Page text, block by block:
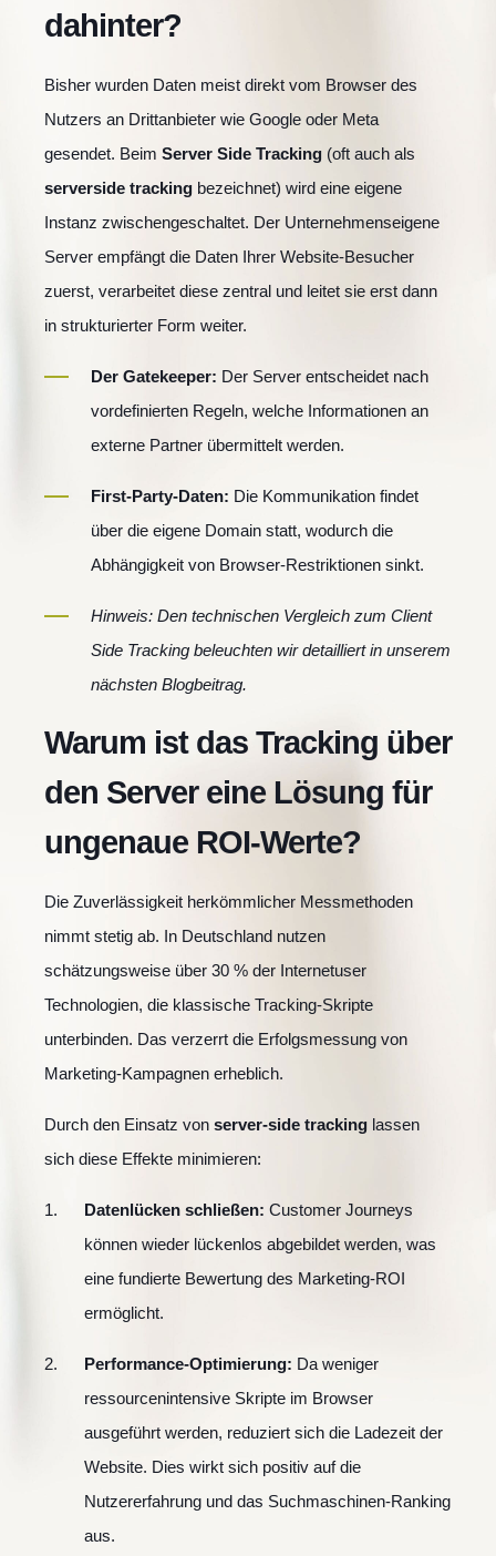
dahinter?
Bisher wurden Daten meist direkt vom Browser des
Nutzers an Drittanbieter wie Google oder Meta
gesendet. Beim Server Side Tracking (oft auch als
serverside tracking bezeichnet) wird eine eigene
Instanz zwischengeschaltet. Der Unternehmenseigene
Server empfängt die Daten Ihrer Website-Besucher
zuerst, verarbeitet diese zentral und leitet sie erst dann
in strukturierter Form weiter.
Der Gatekeeper: Der Server entscheidet nach
vordefinierten Regeln, welche Informationen an
externe Partner übermittelt werden.
First-Party-Daten: Die Kommunikation findet
über die eigene Domain statt, wodurch die
Abhängigkeit von Browser-Restriktionen sinkt.
Hinweis: Den technischen Vergleich zum Client
Side Tracking beleuchten wir detailliert in unserem
nächsten Blogbeitrag.
Warum ist das Tracking über
den Server eine Lösung für
ungenaue ROI-Werte?
Die Zuverlässigkeit herkömmlicher Messmethoden
nimmt stetig ab. In Deutschland nutzen
schätzungsweise über 30 % der Internetuser
Technologien, die klassische Tracking-Skripte
unterbinden. Das verzerrt die Erfolgsmessung von
Marketing-Kampagnen erheblich.
Durch den Einsatz von server-side tracking lassen
sich diese Effekte minimieren:
Datenlücken schließen: Customer Journeys
können wieder lückenlos abgebildet werden, was
eine fundierte Bewertung des Marketing-ROI
ermöglicht.
Performance-Optimierung: Da weniger
ressourcenintensive Skripte im Browser
ausgeführt werden, reduziert sich die Ladezeit der
Website. Dies wirkt sich positiv auf die
Nutzererfahrung und das Suchmaschinen-Ranking
aus.